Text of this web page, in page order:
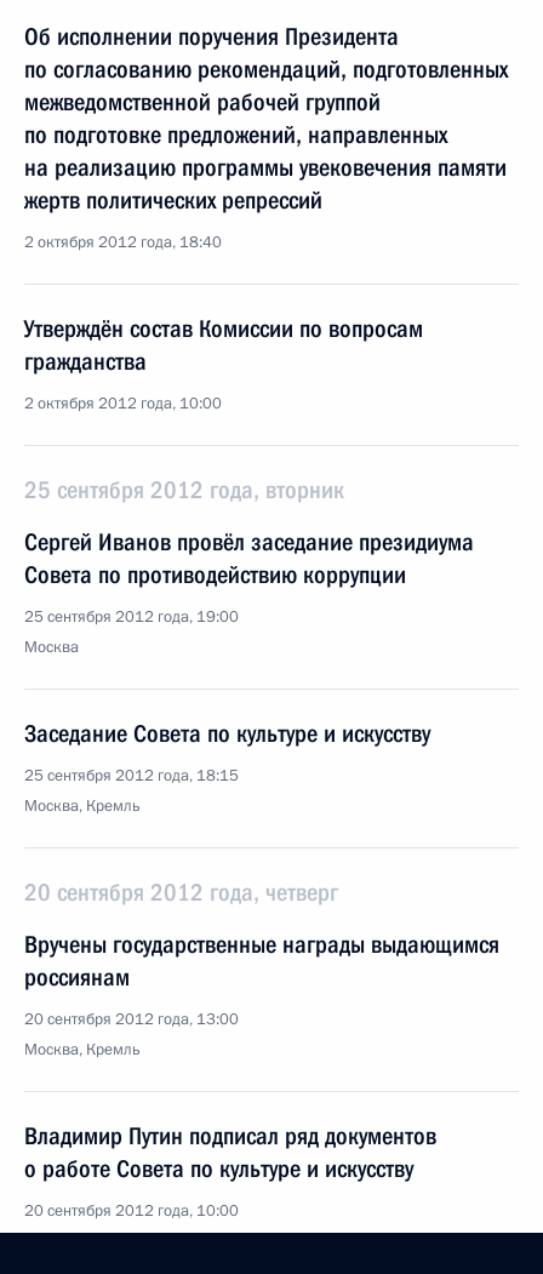
Об исполнении поручения Президента
по согласованию рекомендаций, подготовленных
межведомственной рабочей группой
по подготовке предложений, направленных
на реализацию программы увековечения памяти
жертв политических репрессий
2 октября 2012 года, 18:40
Утверждён состав Комиссии по вопросам
гражданства
2 октября 2012 года, 10:00
25 сентября 2012 года, вторник
Сергей Иванов провёл заседание президиума
Совета по противодействию коррупции
25 сентября 2012 года, 19:00
Москва
Заседание Совета по культуре и искусству
25 сентября 2012 года, 18:15
Москва, Кремль
20 сентября 2012 года, четверг
Вручены государственные награды выдающимся
россиянам
20 сентября 2012 года, 13:00
Москва, Кремль
Владимир Путин подписал ряд документов
о работе Совета по культуре и искусству
20 сентября 2012 года, 10:00